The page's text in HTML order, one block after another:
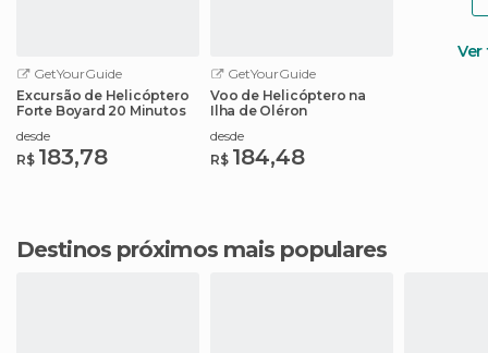
GetYourGuide
Excursão de Helicóptero
Forte Boyard 20 Minutos
desde
R$ 183,78
GetYourGuide
Voo de Helicóptero na
Ilha de Oléron
desde
R$ 184,48
Destinos próximos mais populares